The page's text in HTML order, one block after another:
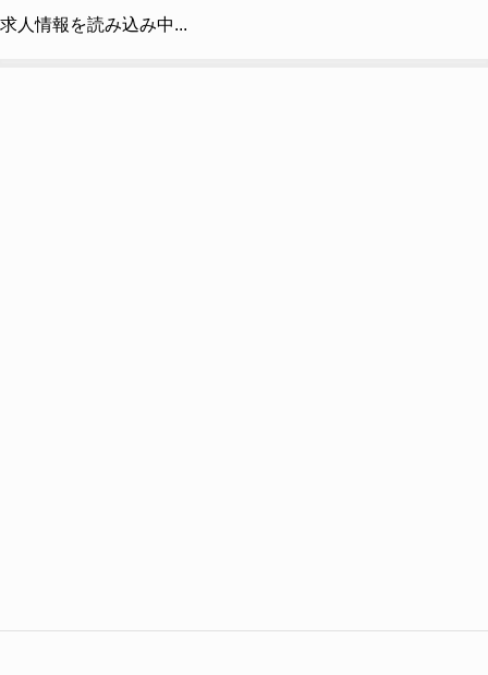
求人情報を読み込み中...